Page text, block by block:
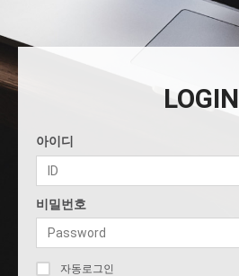
LOGIN
아이디
비밀번호
자동로그인